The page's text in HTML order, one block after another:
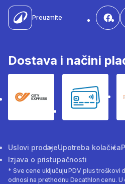
Preuzmite
Dostava i načini
City Express
Uslovi prodajeUpotreba kolačića
Izjava o pristupačnosti
* Sve cene uključuju PDV plus troškovi
odnosi na prethodnu Decathlon cenu.